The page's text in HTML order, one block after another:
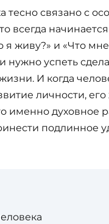
тесно связано с
всегда начинается
живу?» и «Что
нужно успеть
И когда
личности,
именно духовное
подлинное